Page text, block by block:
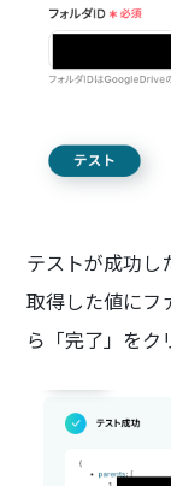
テストが成功し
取得した値にフ
ら「完了」をク